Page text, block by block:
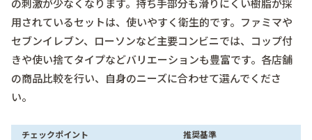
の刺激が少なくなります。持ち手部分も滑りにくい樹脂が採
用されているセットは、使いやすく衛生的です。ファミマや
セブンイレブン、ローソンなど主要コンビニでは、コップ付
きや使い捨てタイプなどバリエーションも豊富です。各店舗
の商品比較を行い、自身のニーズに合わせて選んでくださ
い。
チェックポイント 推奨基準